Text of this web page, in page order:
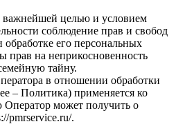
важнейшей целью и условием
соблюдение прав и свобод
его персональных
прав на неприкосновенность
тайну.
в отношении обработки
– Политика) применяется ко
может получить о
pmrservice.ru/.